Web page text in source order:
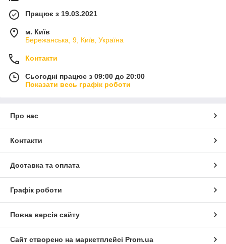
Працює з 19.03.2021
м. Київ
Бережанська, 9, Київ, Україна
Контакти
Сьогодні працює з 09:00 до 20:00
Показати весь графік роботи
Про нас
Контакти
Доставка та оплата
Графік роботи
Повна версія сайту
Сайт створено на маркетплейсі Prom.ua